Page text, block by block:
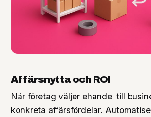
Affärsnytta och ROI
När företag väljer ehandel till
konkreta affärsfördelar.